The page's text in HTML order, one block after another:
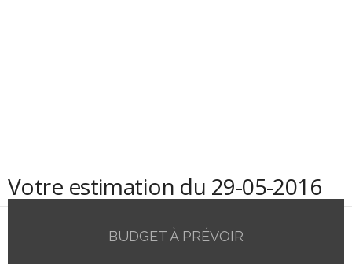
Votre estimation du 29-05-2016
BUDGET À PRÉVOIR